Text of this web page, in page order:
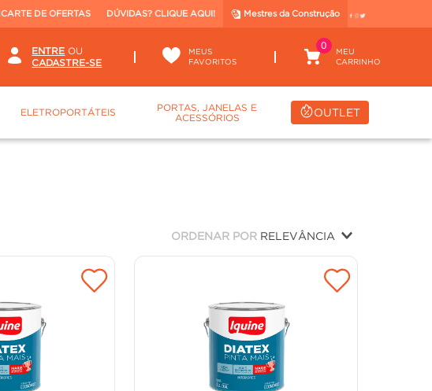
DE OFERTAS DÚVIDAS? CLIQUE AQUI! Mestres da Construção
OU
MEUS
FAVORITOS
0
ELETROPORTÁTEIS
PORTAS, JANELAS E
ACESSÓRIOS
OUTLET
ORDENAR POR RELEVÂNCIA